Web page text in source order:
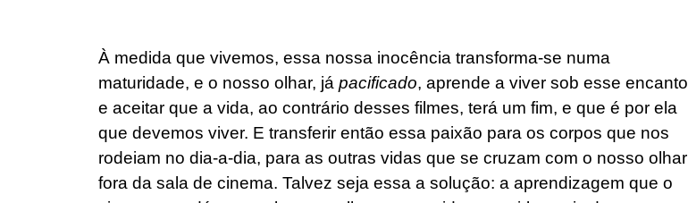
À medida que vivemos, essa nossa inocência transforma-se numa
maturidade, e o nosso olhar, já pacificado, aprende a viver sob esse encanto
e aceitar que a vida, ao contrário desses filmes, terá um fim, e que é por ela
que devemos viver. E transferir então essa paixão para os corpos que nos
rodeiam no dia-a-dia, para as outras vidas que se cruzam com o nosso olhar
fora da sala de cinema. Talvez seja essa a solução: a aprendizagem que o